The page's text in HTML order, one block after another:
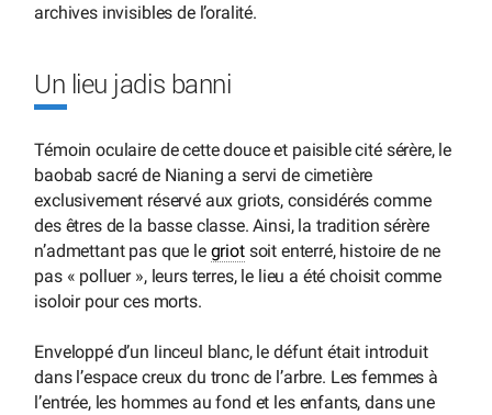
archives invisibles de l’oralité.
Un lieu jadis banni
Témoin oculaire de cette douce et paisible cité sérère, le
baobab sacré de Nianing a servi de cimetière
exclusivement réservé aux griots, considérés comme
des êtres de la basse classe. Ainsi, la tradition sérère
n’admettant pas que le griotsoit enterré, histoire de ne
pas « polluer », leurs terres, le lieu a été choisit comme
isoloir pour ces morts.
Enveloppé d’un linceul blanc, le défunt était introduit
dans l’espace creux du tronc de l’arbre. Les femmes à
l’entrée, les hommes au fond et les enfants, dans une